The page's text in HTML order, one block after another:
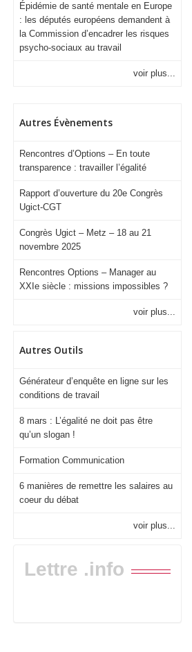
Épidémie de santé mentale en Europe
: les députés européens demandent à
la Commission d’encadrer les risques
psycho-sociaux au travail
voir plus...
Autres Évènements
Rencontres d’Options – En toute
transparence : travailler l’égalité
Rapport d’ouverture du 20e Congrès
Ugict-CGT
Congrès Ugict – Metz – 18 au 21
novembre 2025
Rencontres Options – Manager au
XXIe siècle : missions impossibles ?
voir plus...
Autres Outils
Générateur d’enquête en ligne sur les
conditions de travail
8 mars : L’égalité ne doit pas être
qu’un slogan !
Formation Communication
6 manières de remettre les salaires au
coeur du débat
voir plus...
Lettre .info